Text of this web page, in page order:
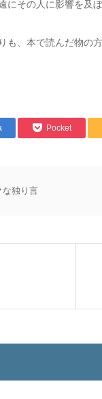
その人に影響を及ぼ
も、本で読んだ物の
Pocket
な独り言